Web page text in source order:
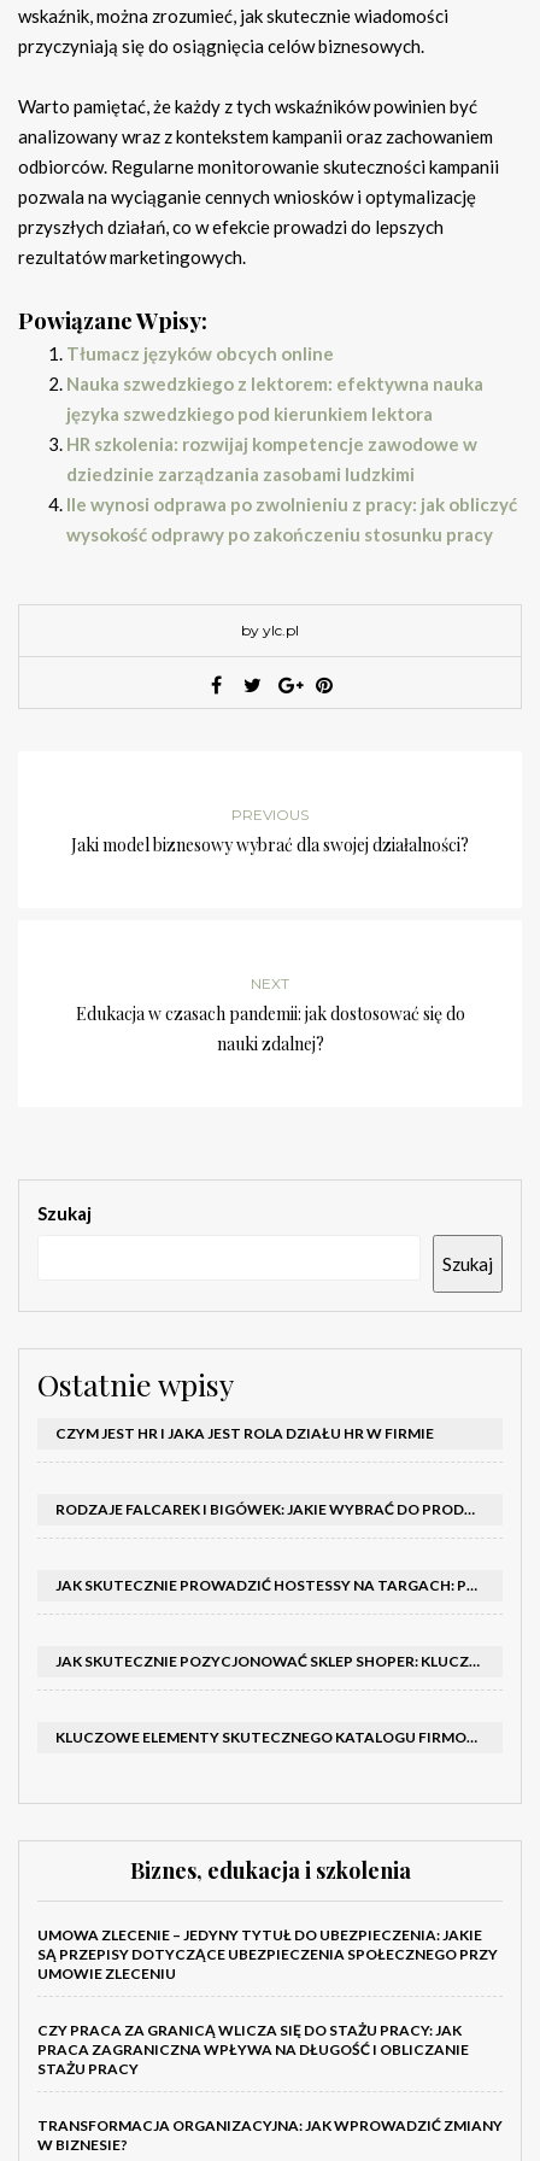
wskaźnik, można zrozumieć, jak skutecznie wiadomości
przyczyniają się do osiągnięcia celów biznesowych.
Warto pamiętać, że każdy z tych wskaźników powinien być
analizowany wraz z kontekstem kampanii oraz zachowaniem
odbiorców. Regularne monitorowanie skuteczności kampanii
pozwala na wyciąganie cennych wniosków i optymalizację
przyszłych działań, co w efekcie prowadzi do lepszych
rezultatów marketingowych.
Powiązane Wpisy:
Tłumacz języków obcych online
Nauka szwedzkiego z lektorem: efektywna nauka
języka szwedzkiego pod kierunkiem lektora
HR szkolenia: rozwijaj kompetencje zawodowe w
dziedzinie zarządzania zasobami ludzkimi
Ile wynosi odprawa po zwolnieniu z pracy: jak obliczyć
wysokość odprawy po zakończeniu stosunku pracy
by ylc.pl
PREVIOUS
Jaki model biznesowy wybrać dla swojej działalności?
NEXT
Edukacja w czasach pandemii: jak dostosować się do
nauki zdalnej?
Szukaj
Szukaj
Ostatnie wpisy
CZYM JEST HR I JAKA JEST ROLA DZIAŁU HR W FIRMIE
RODZAJE FALCAREK I BIGÓWEK: JAKIE WYBRAĆ DO PRODUKCJI?
JAK SKUTECZNIE PROWADZIĆ HOSTESSY NA TARGACH: PORADNIK I SZKOLENIA
JAK SKUTECZNIE POZYCJONOWAĆ SKLEP SHOPER: KLUCZOWE KROKI I STRATEGIE
KLUCZOWE ELEMENTY SKUTECZNEGO KATALOGU FIRMOWEGO I BROSZURY
Biznes, edukacja i szkolenia
UMOWA ZLECENIE – JEDYNY TYTUŁ DO UBEZPIECZENIA: JAKIE
SĄ PRZEPISY DOTYCZĄCE UBEZPIECZENIA SPOŁECZNEGO PRZY
UMOWIE ZLECENIU
CZY PRACA ZA GRANICĄ WLICZA SIĘ DO STAŻU PRACY: JAK
PRACA ZAGRANICZNA WPŁYWA NA DŁUGOŚĆ I OBLICZANIE
STAŻU PRACY
TRANSFORMACJA ORGANIZACYJNA: JAK WPROWADZIĆ ZMIANY
W BIZNESIE?